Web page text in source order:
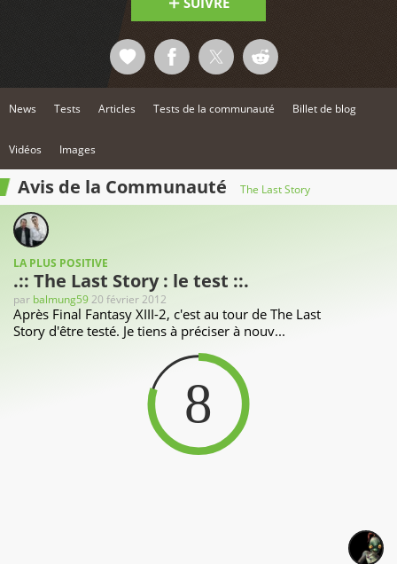
de votre niveau d'expertise. Une fois que vous maîtrisez
toutes les subtilités du combat, vous pourrez mettre à
arène où 2 à 6 joueurs peuvent s'affronter ou coopérer en
ligne. En exclusivité sur Wii, The Last Story vous plonge
dans un univers d'action d'une beauté à couper le souffle
ce tout nouveau RPG à l'action débordante- Apprenez à
mystérieuse aux côtés d'une troupe de mercenaires.
News Tests Articles Tests de la communauté Billet de blog
Vidéos Images
Avis de la Communauté The Last Story
LA PLUS POSITIVE
.:: The Last Story : le test ::.
par balmung5920 février 2012
Après Final Fantasy XIII-2, c'est au tour de The Last
Story d'être testé. Je tiens à préciser à nouv...
8